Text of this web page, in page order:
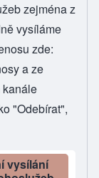
zejména z
vysíláme
zde:
a ze
kanále
"Odebírat",
vysílání